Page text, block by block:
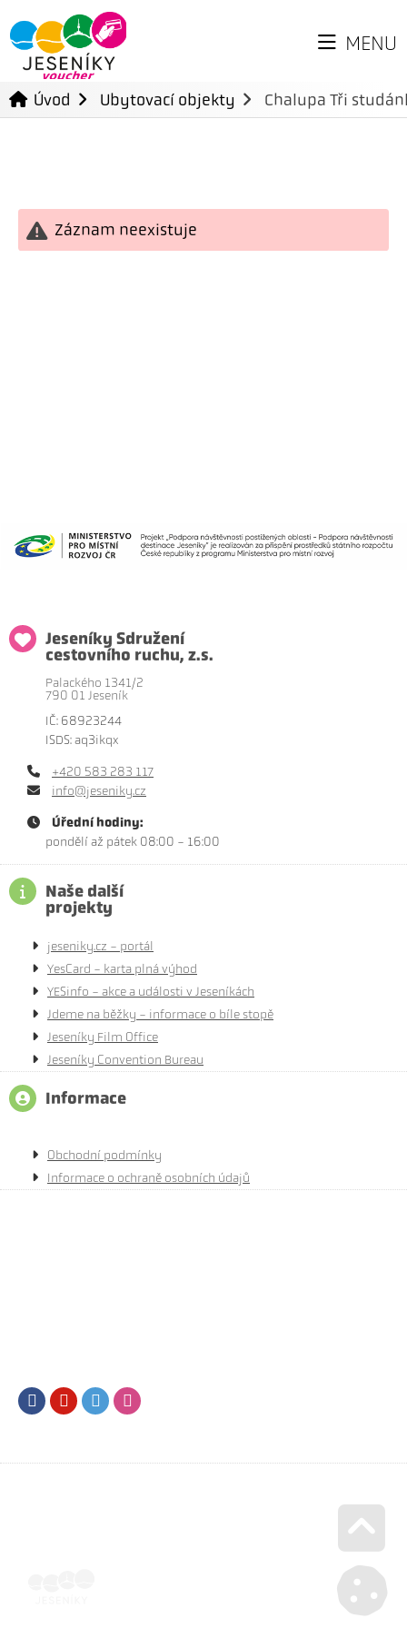
MENU
Úvod Ubytovací objekty Chalupa Tři
Záznam neexistuje
Jeseníky Sdružení
cestovního ruchu, z.s.
Palackého 1341/2
790 01 Jeseník
IČ: 68923244
ISDS: aq3ikqx
+420 583 283 117
info@jeseniky.cz
Úřední hodiny:
pondělí až pátek 08:00 - 16:00
Naše další
projekty
jeseniky.cz - portál
YesCard - karta plná výhod
YESinfo - akce a události v Jeseníkách
Jdeme na běžky - informace o bíle stopě
Jeseníky Film Office
Jeseníky Convention Bureau
Informace
Obchodní podmínky
Informace o ochraně osobních údajů
FacebookYoutubeTwitter
Go